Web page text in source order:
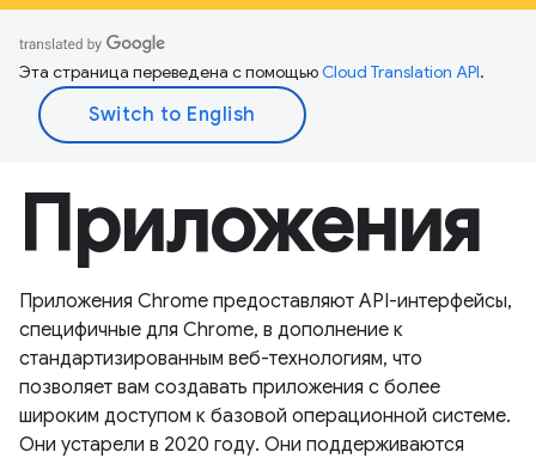
Эта страница переведена с помощьюCloud Translation API.
Приложения
Приложения Chrome предоставляют API-интерфейсы,
специфичные для Chrome, в дополнение к
стандартизированным веб-технологиям, что
позволяет вам создавать приложения с более
широким доступом к базовой операционной системе.
Они устарели в 2020 году. Они поддерживаются